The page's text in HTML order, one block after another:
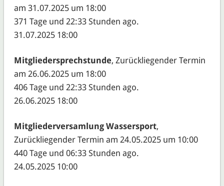
am 31.07.2025 um 18:00
371 Tage und 22:33 Stunden ago.
31.07.2025 18:00
Mitgliedersprechstunde, Zurückliegender Termin
am 26.06.2025 um 18:00
406 Tage und 22:33 Stunden ago.
26.06.2025 18:00
Mitgliederversamlung Wassersport,
Zurückliegender Termin am 24.05.2025 um 10:00
440 Tage und 06:33 Stunden ago.
24.05.2025 10:00